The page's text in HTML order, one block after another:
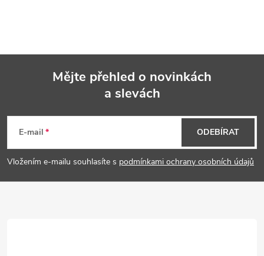
p
k
y
v
ý
p
a
Mějte přehled o novinkách
a slevách
E-mail
Vložením e-mailu souhlasíte s podmínkami ochrany osobních údajů
ODEBÍRAT